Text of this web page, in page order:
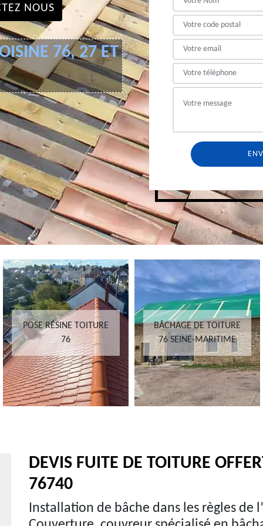
NOUS
76, 27 ET
POSE RÉSINE TOITURE
76
BÂCHAGE DE TOITURE
76 SEINE-MARITIME
DEVIS FUITE DE TOITURE
76740
Installation de bâche dans les règles de